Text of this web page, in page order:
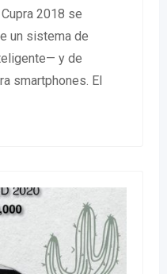
2018 se
un sistema de
y de
smartphones. El